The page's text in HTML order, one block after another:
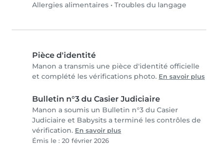
Allergies alimentaires • Troubles du langage
Pièce d'identité
Manon a transmis une pièce d'identité officielle
et complété les vérifications photo. En savoir plus
Bulletin n°3 du Casier Judiciaire
Manon a soumis un Bulletin n°3 du Casier
Judiciaire et Babysits a terminé les contrôles de
vérification. En savoir plus
Émis le : 20 février 2026